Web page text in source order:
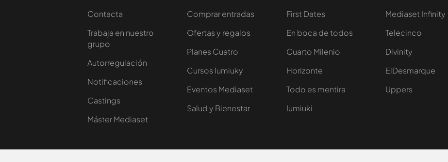
Contacta
Trabaja en nuestro
grupo
Autorregulación
Notificaciones
Castings
Máster Mediaset
Comprar entradas
Ofertas y regalos
Planes Cuatro
Cursos Iumiuky
Eventos Mediaset
Salud y Bienestar
First Dates
En boca de todos
Cuarto Milenio
Horizonte
Todo es mentira
Iumiuki
Mediaset Infinity
Telecinco
Divinity
ElDesmarque
Uppers